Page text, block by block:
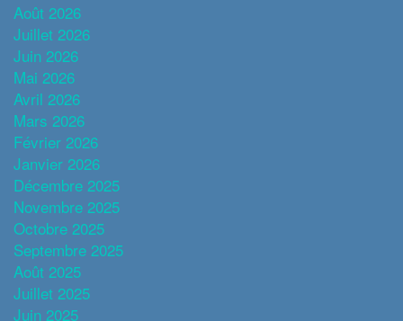
Août 2026
Juillet 2026
Juin 2026
Mai 2026
Avril 2026
Mars 2026
Février 2026
Janvier 2026
Décembre 2025
Novembre 2025
Octobre 2025
Septembre 2025
Août 2025
Juillet 2025
Juin 2025